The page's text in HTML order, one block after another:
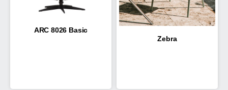
ARC 8026 Basic
Zebra